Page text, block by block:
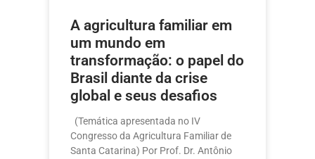
A agricultura familiar em
um mundo em
transformação: o papel do
Brasil diante da crise
global e seus desafios
(Temática apresentada no IV
Congresso da Agricultura Familiar de
Santa Catarina) Por Prof. Dr. Antônio